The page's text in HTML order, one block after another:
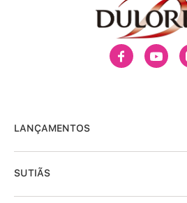
LANÇAMENTOS
SUTIÃS